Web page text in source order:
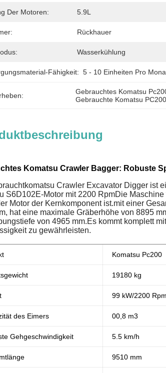
Der Motoren: 5.9L
Rückhauer
Wasserkühlung
Fähigkeit: 5 - 10 Einheiten Pro
Gebrauchtes Komatsu
Gebrauchte Komatsu
Komatsu Crawler Bagger: Robuste
Crawler Excavator Digger ist
S6D102E-Motor mit 2200 RpmDie
Motor der Kernkomponent ist.mit einer
hat eine maximale Gräberhöhe von 8895
von 4965 mm.Es kommt komplett
zu gewährleisten.
Komatsu Pc200
19180 kg
99 kW/2200 Rpm
des Eimers 00,8 m3
Gehgeschwindigkeit 5.5 km/h
9510 mm